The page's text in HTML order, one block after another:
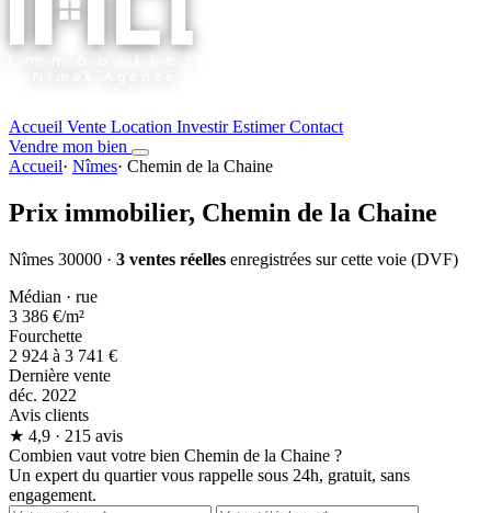
Accueil Vente Location InvestirEstimerContact
Vendre mon bien
Accueil· Nîmes· Chemin de la Chaine
Prix immobilier, Chemin de la Chaine
Nîmes 30000 · 3 ventes réelles enregistrées sur cette voie (DVF)
Médian · rue
3 386 €/m²
Fourchette
2 924 à 3 741 €
Dernière vente
déc. 2022
Avis clients
★ 4,9 · 215 avis
Combien vaut votre bien Chemin de la Chaine ?
Un expert du quartier vous rappelle sous 24h, gratuit, sans
engagement.